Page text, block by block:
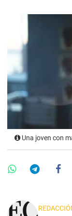
Una joven con